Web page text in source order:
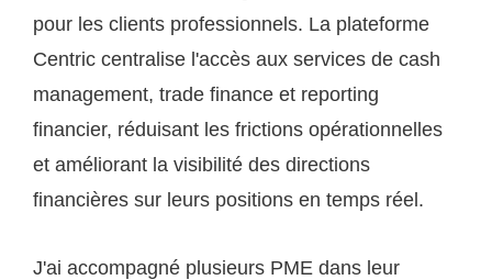
pour les clients professionnels. La plateforme
Centric centralise l'accès aux services de cash
management, trade finance et reporting
financier, réduisant les frictions opérationnelles
et améliorant la visibilité des directions
financières sur leurs positions en temps réel.
J'ai accompagné plusieurs PME dans leur